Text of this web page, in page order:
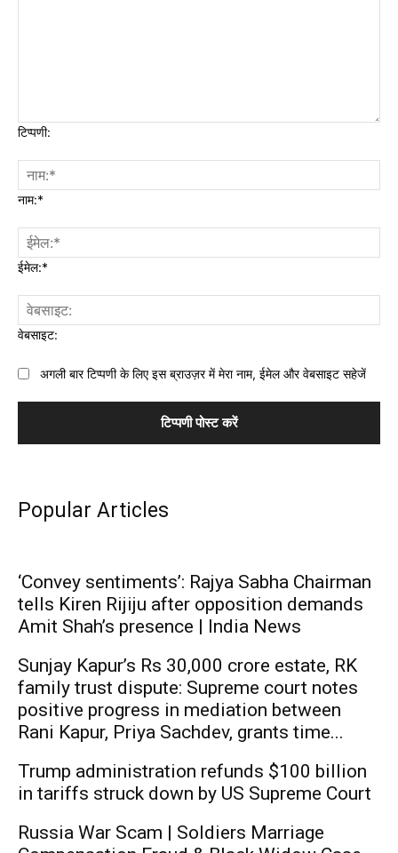
टिप्पणी:
नाम:*
ईमेल:*
वेबसाइट:
अगली बार टिप्पणी के लिए इस ब्राउज़र में मेरा नाम, ईमेल और वेबसाइट सहेजें
Popular Articles
‘Convey sentiments’: Rajya Sabha Chairman
tells Kiren Rijiju after opposition demands
Amit Shah’s presence | India News
Sunjay Kapur’s Rs 30,000 crore estate, RK
family trust dispute: Supreme court notes
positive progress in mediation between
Rani Kapur, Priya Sachdev, grants time...
Trump administration refunds $100 billion
in tariffs struck down by US Supreme Court
Russia War Scam | Soldiers Marriage